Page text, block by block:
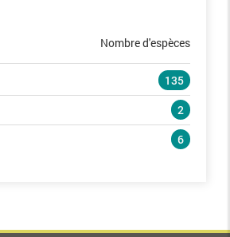
Nombre d'espèces
135
2
6